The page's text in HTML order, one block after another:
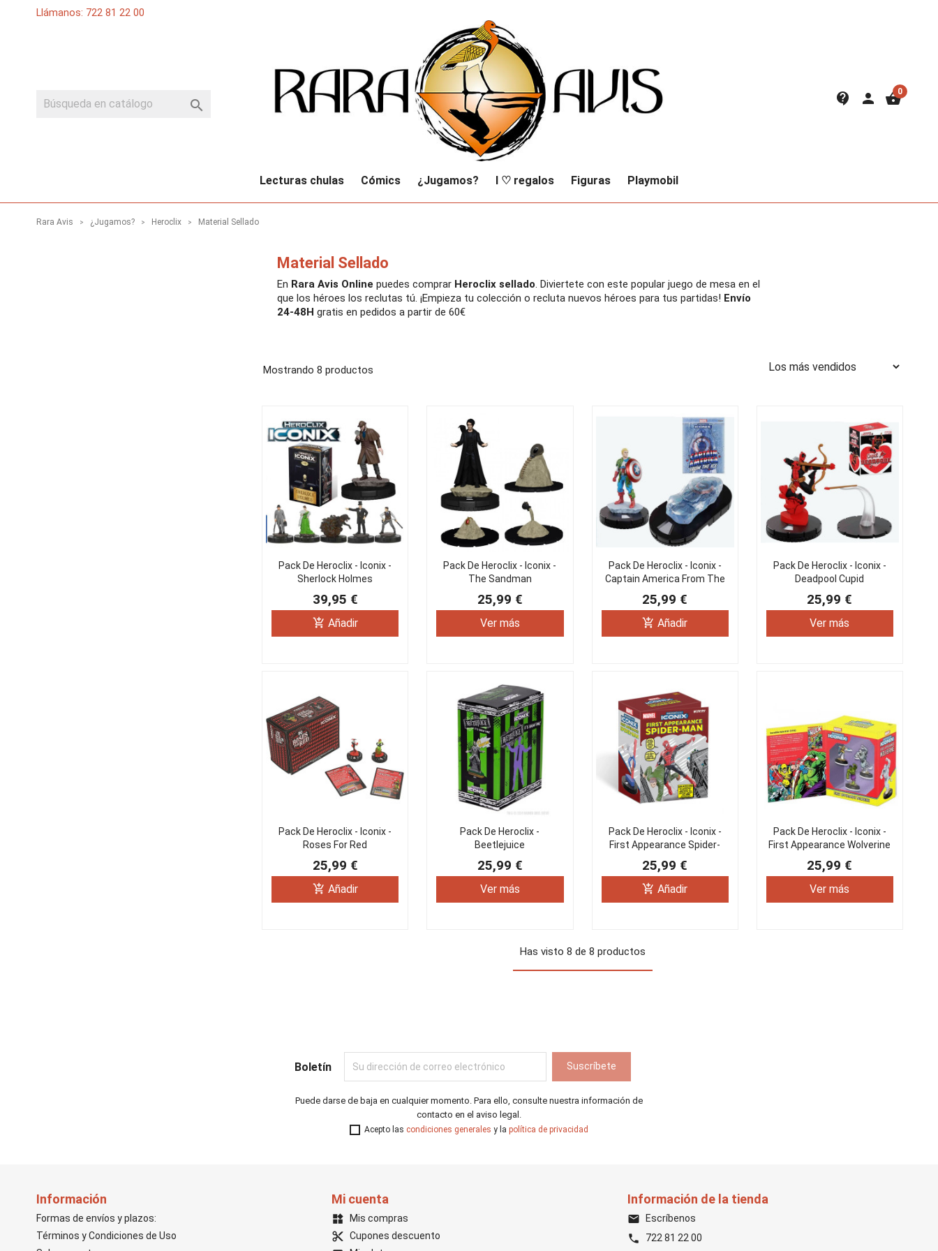
Llámanos: 722 81 22 00
 contact_support person shopping_basket0
Lecturas chulas Cómics ¿Jugamos? I ♡ regalos Figuras Playmobil
Rara Avis ¿Jugamos? Heroclix Material Sellado
Material Sellado
En Rara Avis Online puedes comprar Heroclix sellado. Diviertete con este popular juego de mesa en el
que los héroes los reclutas tú. ¡Empieza tu colección o recluta nuevos héroes para tus partidas! Envío
24-48H gratis en pedidos a partir de 60€
Mostrando 8 productos
Pack De Heroclix - Iconix -
Sherlock Holmes
39,95 €
add_shopping_cart Añadir
Pack De Heroclix - Iconix -
The Sandman
25,99 €
Ver más
Pack De Heroclix - Iconix -
Captain America From The
Ice
25,99 €
add_shopping_cart Añadir
Pack De Heroclix - Iconix -
Deadpool Cupid
25,99 €
Ver más
Pack De Heroclix - Iconix -
Roses For Red
25,99 €
add_shopping_cart Añadir
Pack De Heroclix -
Beetlejuice
25,99 €
Ver más
Pack De Heroclix - Iconix -
First Appearance Spider-
25,99 €
add_shopping_cart Añadir
Pack De Heroclix - Iconix -
First Appearance Wolverine
25,99 €
Ver más
Has visto 8 de 8 productos
Boletín
Puede darse de baja en cualquier momento. Para ello, consulte nuestra información de
contacto en el aviso legal.
Acepto las condiciones generales y la política de privacidad
Información
Formas de envíos y plazos:
Términos y Condiciones de Uso
Mi cuenta
widgets Mis compras
content_cut Cupones descuento
Información de la tienda
email Escríbenos
phone 722 81 22 00